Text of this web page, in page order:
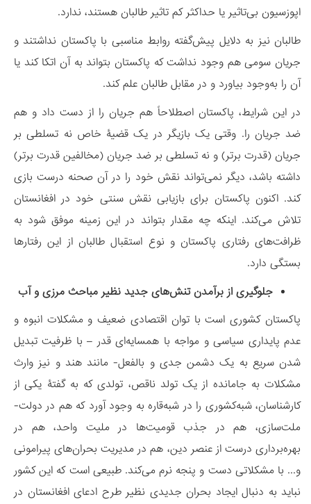
اپوزسیون بی‌تاثیر یا حداکثر کم تاثیر طالبان هستند، ندارد.
طالبان نیز به دلایل پیش‌گفته روابط مناسبی با پاکستان نداشتند و
جریان سومی هم وجود نداشت که پاکستان بتواند به آن اتکا کند یا
آن را به‌وجود بیاورد و در مقابل طالبان علم کند.
در این شرایط، پاکستان اصطلاحاً هم جریان را از دست داد و هم
ضد جریان را. وقتی یک بازیگر در یک قضیۀ خاص نه تسلطی بر
جریان (قدرت برتر) و نه تسلطی بر ضد جریان (مخالفین قدرت برتر)
داشته باشد، دیگر نمی‌تواند نقش خود را در آن صحنه درست بازی
کند. اکنون پاکستان برای بازیابی نقش سنتی خود در افغانستان
تلاش می‌کند. اینکه چه مقدار بتواند در این زمینه موفق شود به
ظرافت‌های رفتاری پاکستان و نوع استقبال طالبان از این رفتارها
بستگی دارد.
جلوگیری از برآمدن تنش‌های جدید نظیر مباحث مرزی و آب
پاکستان کشوری است با توان اقتصادی ضعیف و مشکلات انبوه و
عدم پایداری سیاسی و مواجه با همسایه‌ای قدر – با ظرفیت تبدیل
شدن سریع به یک دشمن جدی و بالفعل- مانند هند و نیز وارث
مشکلات به جامانده از یک تولد ناقص، تولدی که به گفتۀ یکی از
کارشناسان، شبه‌کشوری را در شبه‌قاره به وجود آورد که هم در دولت-
ملت‌سازی، هم در جذب قومیت‌ها در ملیت واحد، هم در
بهره‌برداری درست از عنصر دین، هم در مدیریت بحران‌های پیرامونی
و... با مشکلاتی دست و پنجه نرم می‌کند. طبیعی است که این کشور
نباید به دنبال ایجاد بحران جدیدی نظیر طرح ادعای افغانستان در